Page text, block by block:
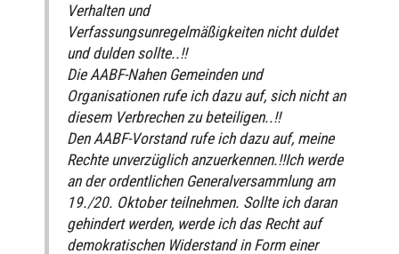
Verhalten und
Verfassungsunregelmäßigkeiten nicht duldet
und dulden sollte..!!
Die AABF-Nahen Gemeinden und
Organisationen rufe ich dazu auf, sich nicht an
diesem Verbrechen zu beteiligen..!!
Den AABF-Vorstand rufe ich dazu auf, meine
Rechte unverzüglich anzuerkennen.!!Ich werde
an der ordentlichen Generalversammlung am
19./20. Oktober teilnehmen. Sollte ich daran
gehindert werden, werde ich das Recht auf
demokratischen Widerstand in Form einer